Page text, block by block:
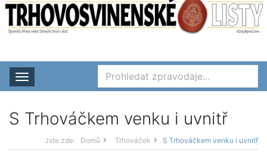
Rozbalit nabídku
S Trhováčkem venku i uvnitř
Jste zde: Domů Trhováček S Trhováčkem venku i uvnitř